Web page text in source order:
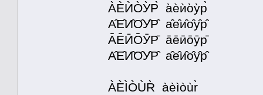
А̀ЀЍО̀У̀Р̀ а̀ѐѝо̀у̀р̀
А̑Е̑И̑О̑У̑Р̑ а̑е̑и̑о̑у̑р̑
А̄Е̄ӢО̄ӮР̄ а̄е̄ӣо̄ӯр̄
А̂Е̂И̂О̂У̂Р̂ а̂е̂и̂о̂у̂р̂
ÀÈÌÒÙR̀ àèìòùr̀